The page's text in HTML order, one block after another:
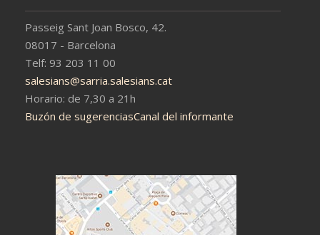
Passeig Sant Joan Bosco, 42.
08017 - Barcelona
Telf: 93 203 11 00
salesians@sarria.salesians.cat
Horario: de 7,30 a 21h
Buzón de sugerenciasCanal del informante